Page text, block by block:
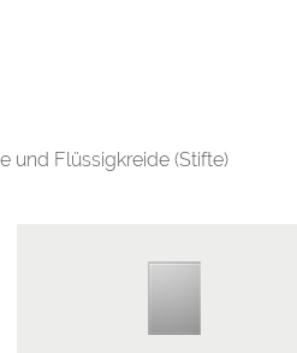
und Flüssigkreide (Stifte)